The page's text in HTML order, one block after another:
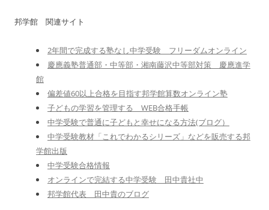
邦学館 関連サイト
2年間で完成する塾なし中学受験 フリーダムオンライン
慶應義塾普通部・中等部・湘南藤沢中等部対策 慶應進学
館
偏差値60以上合格を目指す邦学館算数オンライン塾
子どもの学習を管理する WEB合格手帳
中学受験で普通に子どもと幸せになる方法(ブログ）
中学受験教材「これでわかるシリーズ」などを販売する邦
学館出版
中学受験合格情報
オンラインで完結する中学受験 田中貴社中
邦学館代表 田中貴のブログ